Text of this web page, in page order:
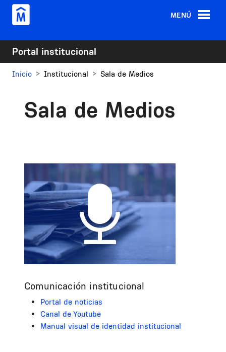
Pasar al contenido principal
MENÚ
Portal institucional
Inicio Institucional Sala de Medios
Sala de Medios
Comunicación institucional
Portal de noticias
Canal de Youtube
Manual visual de identidad institucional